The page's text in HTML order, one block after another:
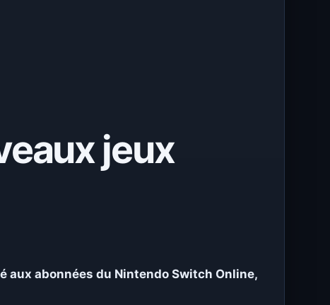
jeux
aux abonnées du Nintendo Switch Online,